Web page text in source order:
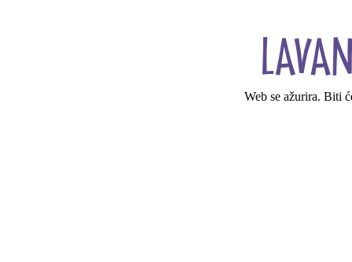
Web se ažurira. Biti